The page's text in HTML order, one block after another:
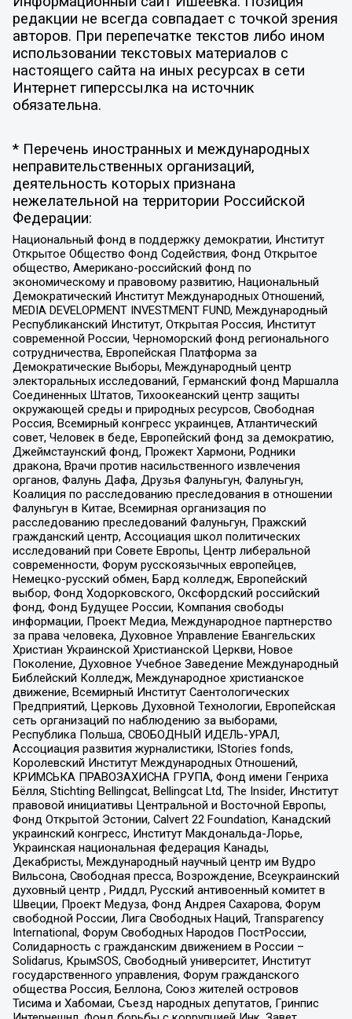
редакции не всегда совпадает с точкой зрения
авторов. При перепечатке текстов либо ином
использовании текстовых материалов с
настоящего сайта на иных ресурсах в сети
Интернет гиперссылка на источник
обязательна.
* Перечень иностранных и международных
неправительственных организаций,
деятельность которых признана
нежелательной на территории Российской
Федерации:
Национальный фонд в поддержку демократии, Институт
Открытое Общество Фонд Содействия, Фонд Открытое
общество, Американо-российский фонд по
экономическому и правовому развитию, Национальный
Демократический Институт Международных Отношений,
MEDIA DEVELOPMENT INVESTMENT FUND, Международный
Республиканский Институт, Открытая Россия, Институт
современной России, Черноморский фонд регионального
сотрудничества, Европейская Платформа за
Демократические Выборы, Международный центр
электоральных исследований, Германский фонд Маршалла
Соединенных Штатов, Тихоокеанский центр защиты
окружающей среды и природных ресурсов, Свободная
Россия, Всемирный конгресс украинцев, Атлантический
совет, Человек в беде, Европейский фонд за демократию,
Джеймстаунский фонд, Прожект Хармони, Родники
дракона, Врачи против насильственного извлечения
органов, Фалунь Дафа, Друзья Фалуньгун, Фалуньгун,
Коалиция по расследованию преследования в отношении
Фалуньгун в Китае, Всемирная организация по
расследованию преследований Фалуньгун, Пражский
гражданский центр, Ассоциация школ политических
исследований при Совете Европы, Центр либеральной
современности, Форум русскоязычных европейцев,
Немецко-русский обмен, Бард колледж, Европейский
выбор, Фонд Ходорковского, Оксфордский российский
фонд, Фонд Будущее России, Компания свободы
информации, Проект Медиа, Международное партнерство
за права человека, Духовное Управление Евангельских
Христиан Украинской Христианской Церкви, Новое
Поколение, Духовное Учебное Заведение Международный
Библейский Колледж, Международное христианское
движение, Всемирный Институт Саентологических
Предприятий, Церковь Духовной Технологии, Европейская
сеть организаций по наблюдению за выборами,
Республика Польша, СВОБОДНЫЙ ИДЕЛЬ-УРАЛ,
Ассоциация развития журналистики, IStories fonds,
Королевский Институт Международных Отношений,
КРИМСЬКА ПРАВОЗАХИСНА ГРУПА, Фонд имени Генриха
Бёлля, Stichting Bellingcat, Bellingcat Ltd, The Insider, Институт
правовой инициативы Центральной и Восточной Европы,
Фонд Открытой Эстонии, Calvert 22 Foundation, Канадский
украинский конгресс, Институт Макдональда-Лорье,
Украинская национальная федерация Канады,
Декабристы, Международный научный центр им Вудро
Вильсона, Свободная пресса, Возрождение, Всеукраинский
духовный центр , Риддл, Русский антивоенный комитет в
Швеции, Проект Медуза, Фонд Андрея Сахарова, Форум
свободной России, Лига Свободных Наций, Transparеncy
International, Форум Свободных Народов ПостРоссии,
Солидарность с гражданским движением в России –
Solidarus, КрымSOS, Свободный университет, Институт
государственного управления, Форум гражданского
общества Россия, Беллона, Союз жителей островов
Тисима и Хабомаи, Съезд народных депутатов, Гринпис